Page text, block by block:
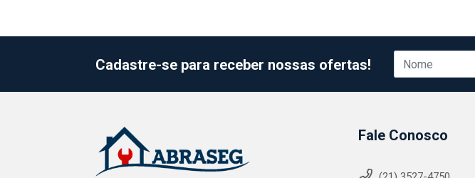
Cadastre-se para receber nossas ofertas!
Fale Conosco